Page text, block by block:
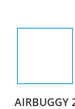
AIRBUGGY